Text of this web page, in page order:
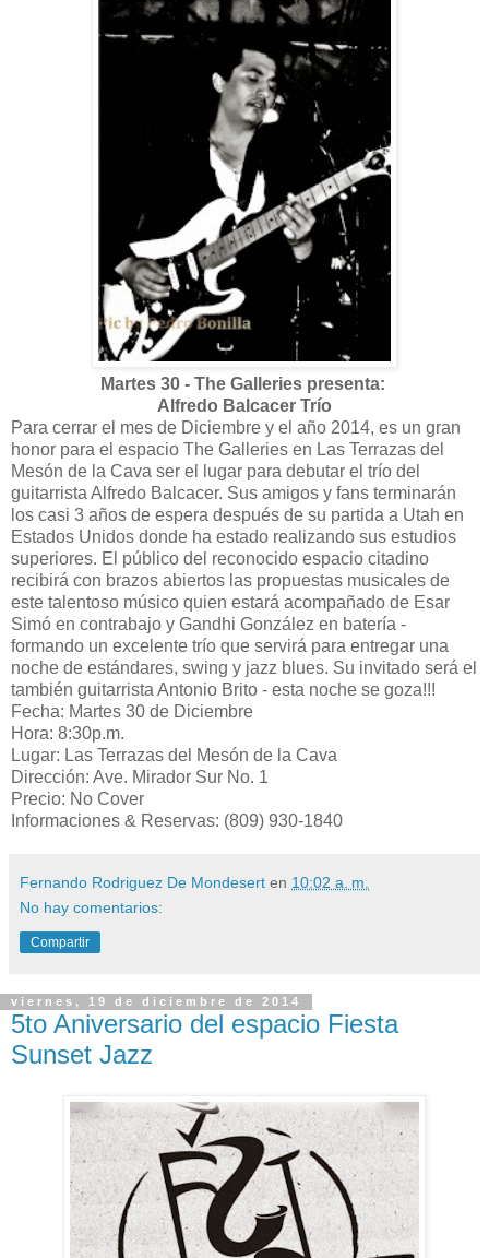
Martes 30 - The Galleries presenta:
Alfredo Balcacer Trío
Para cerrar el mes de Diciembre y el año 2014, es un gran
honor para el espacio The Galleries en Las Terrazas del
Mesón de la Cava ser el lugar para debutar el trío del
guitarrista Alfredo Balcacer. Sus amigos y fans terminarán
los casi 3 años de espera después de su partida a Utah en
Estados Unidos donde ha estado realizando sus estudios
superiores. El público del reconocido espacio citadino
recibirá con brazos abiertos las propuestas musicales de
este talentoso músico quien estará acompañado de Esar
Simó en contrabajo y Gandhi González en batería -
formando un excelente trío que servirá para entregar una
noche de estándares, swing y jazz blues. Su invitado será el
también guitarrista Antonio Brito - esta noche se goza!!!
Fecha: Martes 30 de Diciembre
Hora: 8:30p.m.
Lugar: Las Terrazas del Mesón de la Cava
Dirección: Ave. Mirador Sur No. 1
Precio: No Cover
Informaciones & Reservas: (809) 930-1840
Fernando Rodriguez De Mondesert en 10:02 a. m.
No hay comentarios:
Compartir
viernes, 19 de diciembre de 2014
5to Aniversario del espacio Fiesta
Sunset Jazz